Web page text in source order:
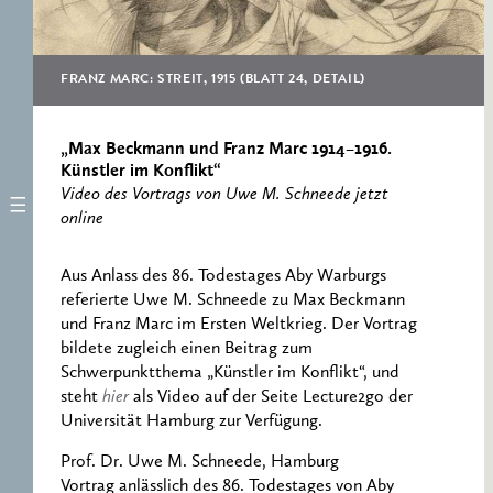
ERNST CASSIRER
ARBEITSSTELLE 1997-
FRANZ MARC: STREIT, 1915 (BLATT 24, DETAIL)
„Max Beckmann und Franz Marc 1914–1916.
Künstler im Konflikt“
Video des Vortrags von Uwe M. Schneede jetzt
online
Aus Anlass des 86. Todestages Aby Warburgs
referierte Uwe M. Schneede zu Max Beckmann
und Franz Marc im Ersten Weltkrieg. Der Vortrag
bildete zugleich einen Beitrag zum
Schwerpunktthema „Künstler im Konflikt“, und
steht hierals Video auf der Seite Lecture2go der
Universität Hamburg zur Verfügung.
Prof. Dr. Uwe M. Schneede, Hamburg
Vortrag anlässlich des 86. Todestages von Aby